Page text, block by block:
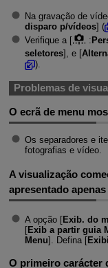
Na gravação de
disparo p/vídeos] (
Verifique a [
:
seletores], e [
).
Problemas de
O ecrã de menu
Os separadores e
fotografias e vídeo.
A visualização
apresentado
A opção [Exib. do
[Exib a partir guia
Menu]. Defina [
O primeiro carácter